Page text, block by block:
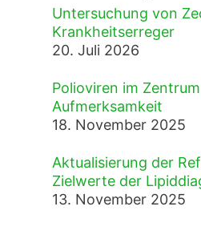
Untersuchung von
Krankheitserreger
20. Juli 2026
Polioviren im
Aufmerksamkeit
18. November 2025
Aktualisierung der
Zielwerte der
13. November 2025